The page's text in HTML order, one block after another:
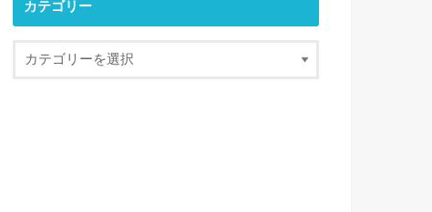
カテゴリー